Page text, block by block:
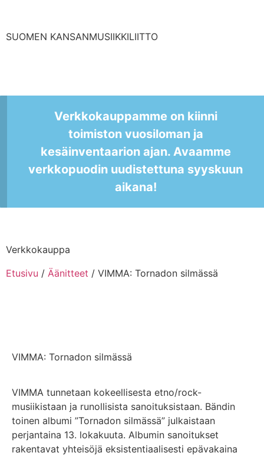
SUOMEN KANSANMUSIIKKILIITTO
Verkkokauppamme on kiinni
toimiston vuosiloman ja
kesäinventaarion ajan. Avaamme
verkkopuodin uudistettuna syyskuun
aikana!
Verkkokauppa
Etusivu / Äänitteet / VIMMA: Tornadon silmässä
VIMMA: Tornadon silmässä
VIMMA tunnetaan kokeellisesta etno/rock-
musiikistaan ​​ja runollisista sanoituksistaan. Bändin
toinen albumi ”Tornadon silmässä” julkaistaan ​​
perjantaina 13. lokakuuta. Albumin sanoitukset
rakentavat yhteisöjä eksistentiaalisesti epävakaina